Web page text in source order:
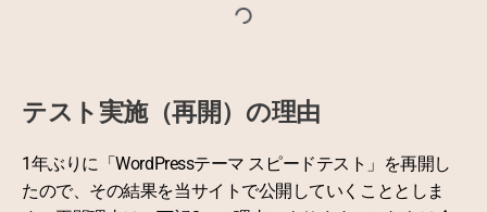
テスト実施（再開）の理由
1年ぶりに「WordPressテーマ スピードテスト」を再開し
たので、その結果を当サイトで公開していくこととしま